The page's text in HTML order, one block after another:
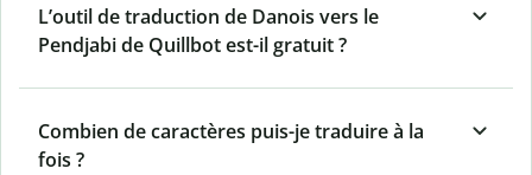
L’outil de traduction de Danois vers le
Pendjabi de Quillbot est-il gratuit ?
Combien de caractères puis-je traduire à la
fois ?